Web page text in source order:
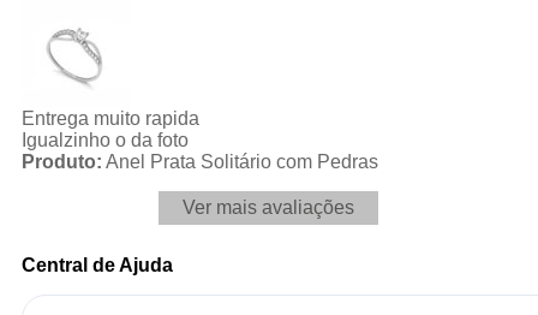
Entrega muito rapida
Igualzinho o da foto
Produto: Anel Prata Solitário com Pedras
Ver mais avaliações
Central de Ajuda